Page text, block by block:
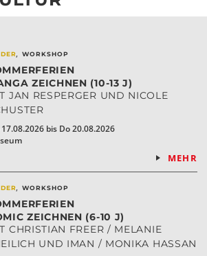
,WORKSHOP
ZEICHNEN (10-13 J)
JAN RESPERGER UND NICOLE
bis Do 20.08.2026
MEHR
,WORKSHOP
ZEICHNEN (6-10 J)
CHRISTIAN FREER / MELANIE
UND IMAN / MONIKA HASSAN